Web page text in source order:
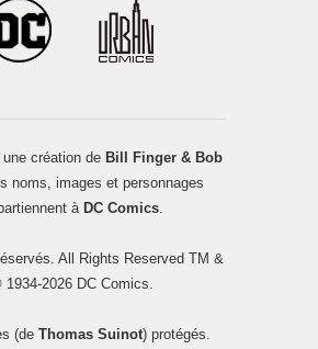
création de Bill Finger & Bob
noms, images et personnages
à DC Comics.
All Rights Reserved TM &
1934-2026 DC Comics.
(de Thomas Suinot) protégés.